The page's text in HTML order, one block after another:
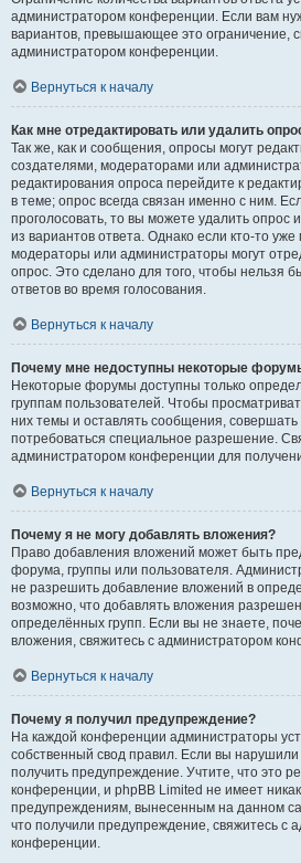
администратором конференции. Если вам
вариантов, превышающее это ограничение,
администратором конференции.
Вернуться к началу
Как мне отредактировать или удалить
Так же, как и сообщения, опросы могут
создателями, модераторами или
редактирования опроса перейдите к
в теме; опрос всегда связан именно с ним.
проголосовать, то вы можете удалить опрос
из вариантов ответа. Однако если кто-то уже
модераторы или администраторы могут
опрос. Это сделано для того, чтобы нельзя
ответов во время голосования.
Вернуться к началу
Почему мне недоступны некоторые
Некоторые форумы доступны только
группам пользователей. Чтобы
них темы и оставлять сообщения,
потребоваться специальное разрешение.
администратором конференции для
Вернуться к началу
Почему я не могу добавлять вложения?
Право добавления вложений может быть
форума, группы или пользователя.
не разрешить добавление вложений в
возможно, что добавлять вложения
определённых групп. Если вы не знаете,
вложения, свяжитесь с администратором
Вернуться к началу
Почему я получил предупреждение?
На каждой конференции администраторы
собственный свод правил. Если вы
получить предупреждение. Учтите, что это
конференции, и phpBB Limited не имеет
предупреждениям, вынесенным на данном
что получили предупреждение, свяжитесь с
конференции.